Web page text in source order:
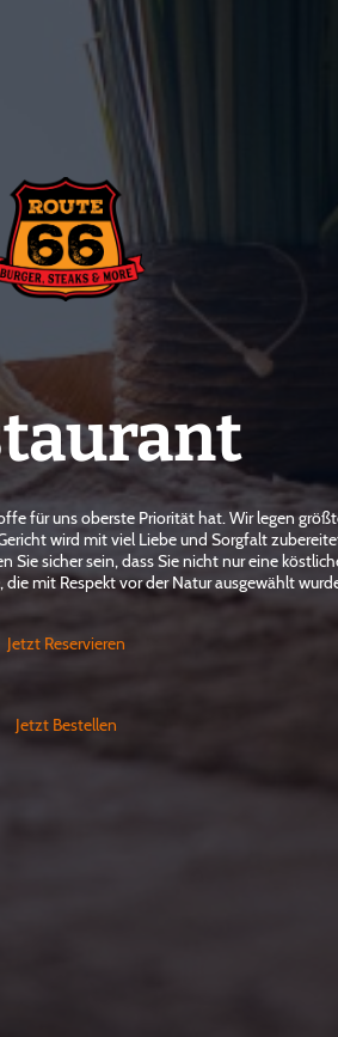
für uns oberste Priorität hat. Wir legen
wird mit viel Liebe und Sorgfalt
sicher sein, dass Sie nicht nur eine
mit Respekt vor der Natur ausgewählt
Jetzt Reservieren
Jetzt Bestellen